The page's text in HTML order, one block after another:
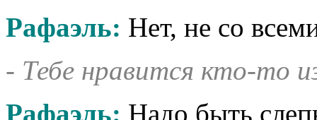
Рафаэль: Нет, не со
- Тебе нравится кто-то
Рафаэль: Надо быть